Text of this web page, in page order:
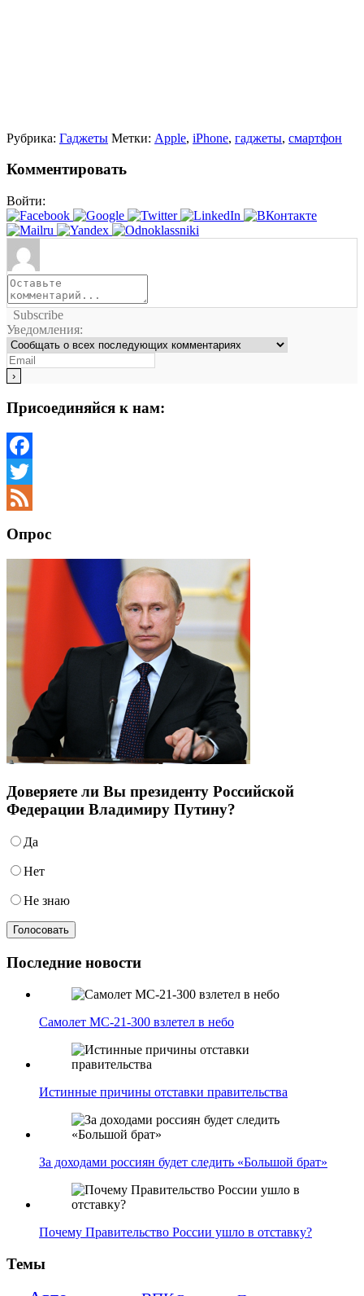
Рубрика: Гаджеты Метки: Apple, iPhone, гаджеты, смартфон
Комментировать
Войти:
Subscribe
Уведомления:
Присоединяйся к нам:
Facebook
Twitter
Опрос
Доверяете ли Вы президенту Российской
Федерации Владимиру Путину?
Да
Нет
Не знаю
Последние новости
Самолет МС-21-300 взлетел в небо
Истинные причины отставки правительства
За доходами россиян будет следить «Большой брат»
Почему Правительство России ушло в отставку?
Темы